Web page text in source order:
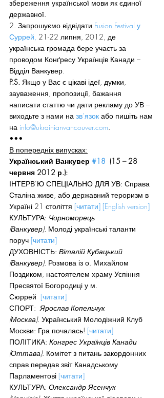
збереження української мови як єдиної
державної.
2. Запрошуємо відвідати Fusion Festival у
Суррей, 21-22 липня, 2012, де
українська громада бере участь за
проводом Конґресу Українців Канади –
Відділ Ванкувер.
P.S. Якщо у Вас є цікаві ідеї, думки,
зауваження, пропозиції, бажання
написати статтю чи дати рекламу до УВ –
виходьте з нами на зв’язок або пишіть нам
на info@ukrainianvancouver.com.
•••
В попередніх випусках:
Український Ванкувер #18 (15 – 28
червня 2012 р.):
ІНТЕРВ’Ю СПЕЦІАЛЬНО ДЛЯ УВ: Справа
Сталіна живе, або державний тероризм в
Україні 21 століття [читати] [English version]
КУЛЬТУРА: Чорноморець
(Ванкувер). Молоді українські таланти
поруч [читати]
ДУХОВНІСТЬ: Віталій Кубацький
(Ванкувер). Розмова із о. Михайлом
Поздиком, настоятелем храму Успіння
Пресвятої Богородиці у м.
Сюррей [читати]
СПОРТ: Ярослав Копельчук
(Москва). Український Молодіжний Клуб
Москви: Гра почалась! [читати]
ПОЛІТИКА: Конгрес Українців Канади
(Оттава). Комітет з питань закордонних
справ передав звіт Канадському
Парламентові [читати]
КУЛЬТУРА: Олександр Ясенчук